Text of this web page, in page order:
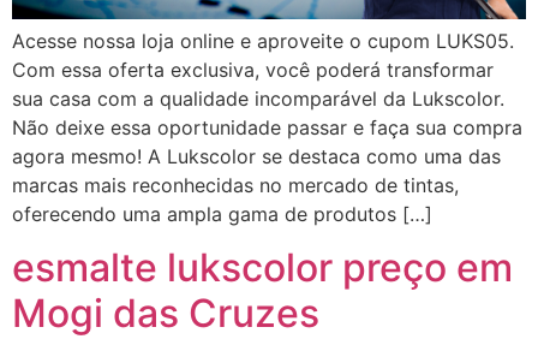
Acesse nossa loja online e aproveite o cupom LUKS05.
Com essa oferta exclusiva, você poderá transformar
sua casa com a qualidade incomparável da Lukscolor.
Não deixe essa oportunidade passar e faça sua compra
agora mesmo! A Lukscolor se destaca como uma das
marcas mais reconhecidas no mercado de tintas,
oferecendo uma ampla gama de produtos […]
esmalte lukscolor preço em
Mogi das Cruzes